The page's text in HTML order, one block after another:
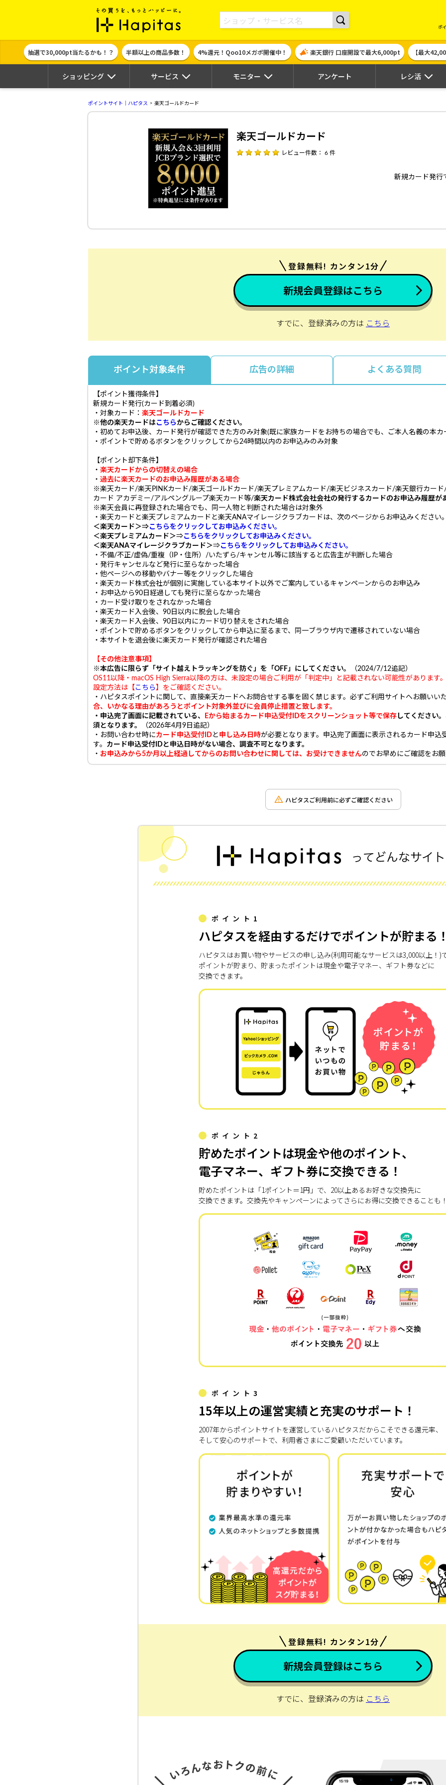
ポイント貯めて現金やギフト券に交換できるポイントサイト | ハピタス
ポ
抽選で30,000pt当たるかも！？ 半額以上の商品多数！ 4%還元！Qoo10メガポ開催中！ 楽天銀行 口座開設で最大6,000pt 【最大
ショッピング サービス モニター アンケート レシ活
ポイントサイト｜ハピタス 楽天ゴールドカード
楽天ゴールドカード
レビュー件数： 6 件
新規カード発行
登録無料! カンタン1分
新規会員登録はこちら
すでに、登録済みの方は こちら
ポイント対象条件 広告の詳細 よくある質問
【ポイント獲得条件】
新規カード発行(カード到着必須)
・対象カード： 楽天ゴールドカード
※他の楽天カードはこちらからご確認ください。
・初めてお申込後、カード発行が確認できた方のみ対象(既に家族カードをお持ちの場合でも、ご本人名義の本
・ポイントで貯めるボタンをクリックしてから24時間以内のお申込みのみ対象
【ポイント却下条件】
・ 楽天カードからの切替えの場合
・ 過去に楽天カードのお申込み履歴がある場合
※楽天カード/楽天PINKカード/楽天ゴールドカード/楽天プレミアムカード/楽天ビジネスカード/楽天銀行カー
カード アカデミー/アルペングループ楽天カード等/楽天カード株式会社会社の発行するカードのお申込み履歴が
※楽天会員に再登録された場合でも、同一人物と判断された場合は対象外
・楽天カードと楽天プレミアムカードと楽天ANAマイレージクラブカードは、次のページからお申込みください
＜楽天カード＞⇒こちらをクリックしてお申込みください。
＜楽天プレミアムカード＞⇒こちらをクリックしてお申込みください。
＜楽天ANAマイレージクラブカード＞⇒こちらをクリックしてお申込みください。
・不備/不正/虚偽/重複（IP・住所）/いたずら/キャンセル等に該当すると広告主が判断した場合
・発行キャンセルなど発行に至らなかった場合
・他ページへの移動やバナー等をクリックした場合
・楽天カード株式会社が個別に実施している本サイト以外でご案内しているキャンペーンからのお申込み
・お申込から90日経過しても発行に至らなかった場合
・カード受け取りをされなかった場合
・楽天カード入会後、90日以内に脱会した場合
・楽天カード入会後、90日以内にカード切り替えをされた場合
・ポイントで貯めるボタンをクリックしてから申込に至るまで、同一ブラウザ内で遷移されていない場合
・本サイトを退会後に楽天カード発行が確認された場合
【その他注意事項】
※本広告に限らず「サイト越えトラッキングを防ぐ」を「OFF」にしてください。
（2024/7/12追記）
OS11以降・macOS High Sierra以降の方は、未設定の場合ご利用が「判定中」と記載されない可能性があります
設定方法は【 こちら 】をご確認ください。
・ハピタスポイントに関して、直接楽天カードへお問合せする事を固く禁じます。 必ずご利用サイトへお願いい
合、いかなる理由があろうとポイント対象外並びに会員停止措置 と致します。
・申込完了画面に記載されている、
Eから始まるカード申込受付IDをスクリーンショット等で保存 してください
須となります。
（2026年4月9日追記）
・お問い合わせ時にカード申込受付ID と 申し込み日時が必要となります。申込完了画面に表示されるカード申込
す。 カード申込受付IDと申込日時がない場合、調査不可となります。
・ お申込みから5か月以上経過してからのお問い合わせに関しては、お受けできませんのでお早めにご確認をお
ハピタスご利用前に必ずご確認ください
ポイント1
ハピタスを経由するだけでポイントが貯まる
ハピタスはお買い物やサービスの申し込み(利用可能なサービスは3,000以上！)
ポイントが貯まり、貯まったポイントは現金や電子マネー、ギフト券などに
交換できます。
ポイント2
貯めたポイントは現金や他のポイント、
電子マネー、ギフト券に交換できる！
貯めたポイントは「1ポイント＝1円」で、20以上あるお好きな交換先に
交換できます。交換先やキャンペーンによってさらにお得に交換できることも
ポイント3
15年以上の運営実績と充実のサポート！
2007年からポイントサイトを運営しているハピタスだからこそできる還元率、
そして安心のサポートで、利用者さまにご愛顧いただいています。
登録無料! カンタン1分
新規会員登録はこちら
すでに、登録済みの方は こちら